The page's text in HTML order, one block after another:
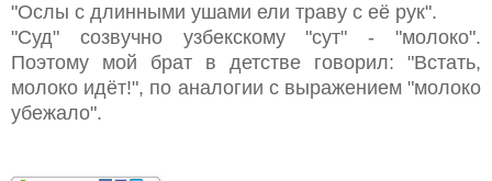
"Ослы с длинными ушами ели траву с её рук".
"Суд" созвучно узбекскому "сут" - "молоко".
Поэтому мой брат в детстве говорил: "Встать,
молоко идёт!", по аналогии с выражением "молоко
убежало".